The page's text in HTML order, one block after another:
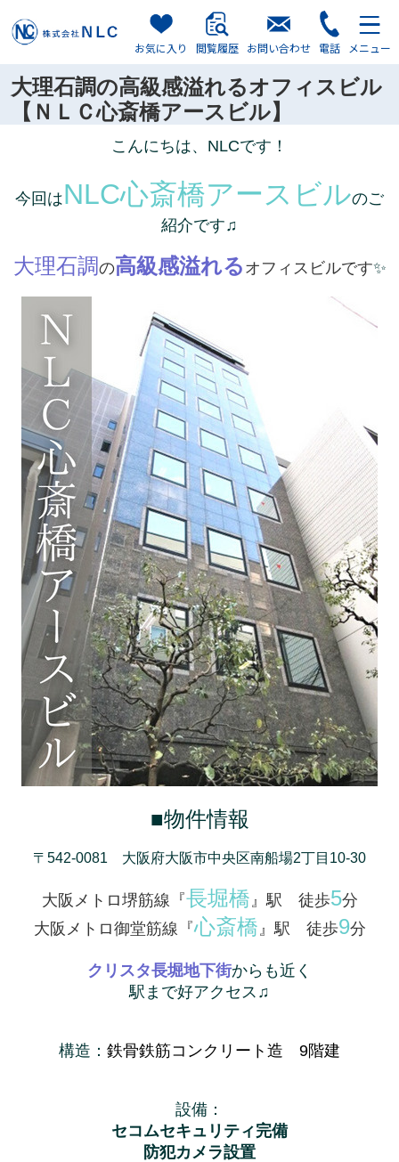
お気に入り 閲覧履歴 お問い合わせ 電話 メニュー
大理石調の高級感溢れるオフィスビル
【ＮＬＣ心斎橋アースビル】
こんにちは、NLCです！
今回はNLC心斎橋アースビルのご
紹介です♫
大理石調の高級感溢れる オフィスビルです✨
■物件情報
〒542-0081 大阪府大阪市中央区南船場2丁目10-30
大阪メトロ堺筋線『長堀橋 』駅 徒歩5分
大阪メトロ御堂筋線『心斎橋 』駅 徒歩9分
クリスタ長堀地下街からも近く
駅まで好アクセス♫
構造： 鉄骨鉄筋コンクリート造 9階建
設備：
セコムセキュリティ完備
防犯カメラ設置